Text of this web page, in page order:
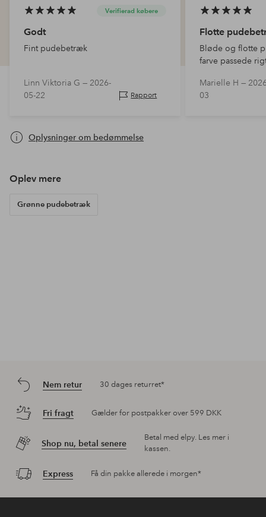
Verifierad købere
Godt
Fint pudebetræk
Linn Viktoria G — 2026-
05-22
Rapport
Flotte
Bløde og flotte
farve passede
Ellos i samme
Marielle H —
03
Oplysninger om bedømmelse
Oplev mere
Grønne pudebetræk
Nem retur 30 dages returret*
Fri fragt Gælder for postpakker over 599 DKK
Shop nu, betal senere
Betal med elpy. Les mer i
kassen.
Express Få din pakke allerede i morgen*